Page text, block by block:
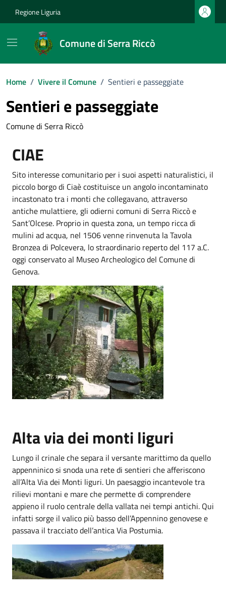
Regione Liguria
Comune di Serra Riccò
Home / Vivere il Comune / Sentieri e passeggiate
Sentieri e passeggiate
Comune di Serra Riccò
CIAE
Sito interesse comunitario per i suoi aspetti naturalistici, il
piccolo borgo di Ciaè costituisce un angolo incontaminato
incastonato tra i monti che collegavano, attraverso
antiche mulattiere, gli odierni comuni di Serra Riccò e
Sant’Olcese. Proprio in questa zona, un tempo ricca di
mulini ad acqua, nel 1506 venne rinvenuta la Tavola
Bronzea di Polcevera, lo straordinario reperto del 117 a.C.
oggi conservato al Museo Archeologico del Comune di
Genova.
Alta via dei monti liguri
Lungo il crinale che separa il versante marittimo da quello
appenninico si snoda una rete di sentieri che afferiscono
all’Alta Via dei Monti liguri. Un paesaggio incantevole tra
rilievi montani e mare che permette di comprendere
appieno il ruolo centrale della vallata nei tempi antichi. Qui
infatti sorge il valico più basso dell’Appennino genovese e
passava il tracciato dell’antica Via Postumia.